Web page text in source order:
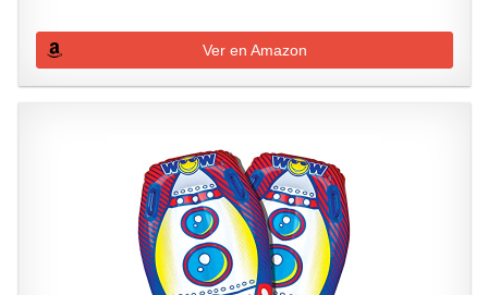
Ver en Amazon